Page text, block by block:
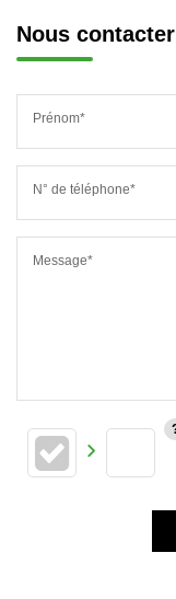
Nous contacter
Prénom*
N° de téléphone*
Message*